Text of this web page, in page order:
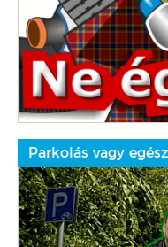
Parkolás vagy